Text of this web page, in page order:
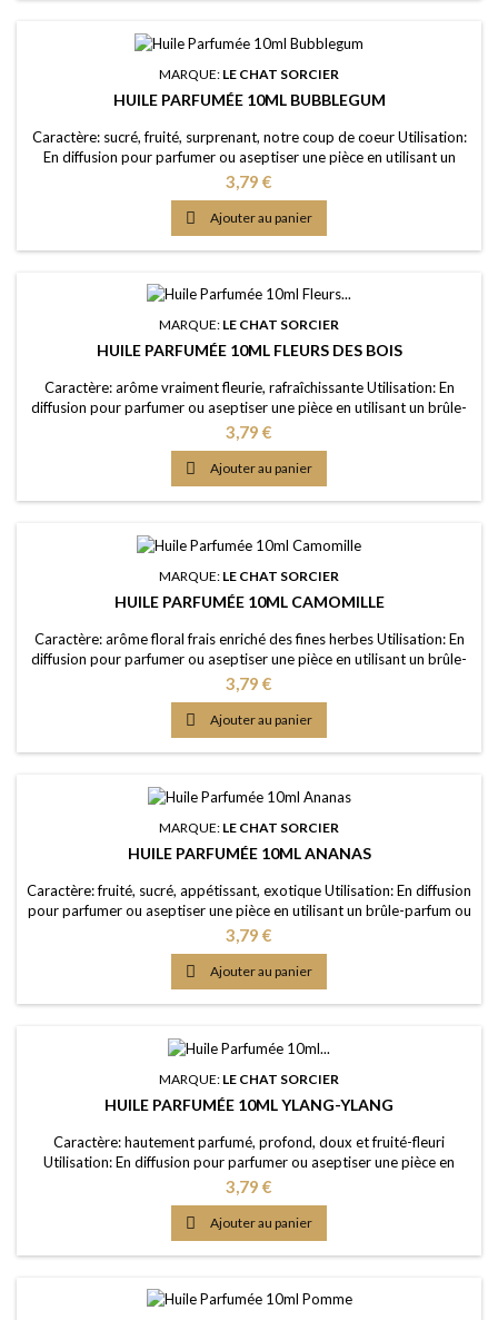
MARQUE: LE CHAT SORCIER
HUILE PARFUMÉE 10ML BUBBLEGUM
Caractère: sucré, fruité, surprenant, notre coup de coeur Utilisation:
En diffusion pour parfumer ou aseptiser une pièce en utilisant un
brûle-parfum ou un diffuseur (diluée dans de l'eau); dans un pot-
pourri ou sur les fleurs séchées; en ajoutant à vos lessives ou votre
eau de ménage Elaboration: Une huile de parfum de première
qualité, portée dans une...
Prix
3,79 €
 Ajouter au panier
MARQUE: LE CHAT SORCIER
HUILE PARFUMÉE 10ML FLEURS DES BOIS
Caractère: arôme vraiment fleurie, rafraîchissante Utilisation: En
diffusion pour parfumer ou aseptiser une pièce en utilisant un brûle-
parfum ou un diffuseur (diluée dans de l'eau); dans un pot-pourri ou
sur les fleurs séchées; en ajoutant à vos lessives ou votre eau de
ménage Elaboration: Une huile de parfum de première qualité,
portée dans une huile...
Prix
3,79 €
 Ajouter au panier
MARQUE: LE CHAT SORCIER
HUILE PARFUMÉE 10ML CAMOMILLE
Caractère: arôme floral frais enriché des fines herbes Utilisation: En
diffusion pour parfumer ou aseptiser une pièce en utilisant un brûle-
parfum ou un diffuseur (diluée dans de l'eau); dans un pot-pourri ou
sur les fleurs séchées; en ajoutant à vos lessives ou votre eau de
ménage Elaboration: Une huile de parfum de première qualité,
portée dans une...
Prix
3,79 €
 Ajouter au panier
MARQUE: LE CHAT SORCIER
HUILE PARFUMÉE 10ML ANANAS
Caractère: fruité, sucré, appétissant, exotique Utilisation: En diffusion
pour parfumer ou aseptiser une pièce en utilisant un brûle-parfum ou
un diffuseur (diluée dans de l'eau); dans un pot-pourri ou sur les
fleurs séchées; en ajoutant à vos lessives ou votre eau de ménage
Elaboration: Une huile de parfum de première qualité, portée dans
une huile de...
Prix
3,79 €
 Ajouter au panier
MARQUE: LE CHAT SORCIER
HUILE PARFUMÉE 10ML YLANG-YLANG
Caractère: hautement parfumé, profond, doux et fruité-fleuri
Utilisation: En diffusion pour parfumer ou aseptiser une pièce en
utilisant un brûle-parfum ou un diffuseur (diluée dans de l'eau); dans
un pot-pourri ou sur les fleurs séchées; en ajoutant à vos lessives ou
votre eau de ménage Elaboration: Une huile de parfum de première
qualité, portée dans...
Prix
3,79 €
 Ajouter au panier